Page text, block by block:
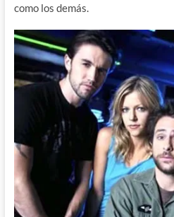
como los demás.